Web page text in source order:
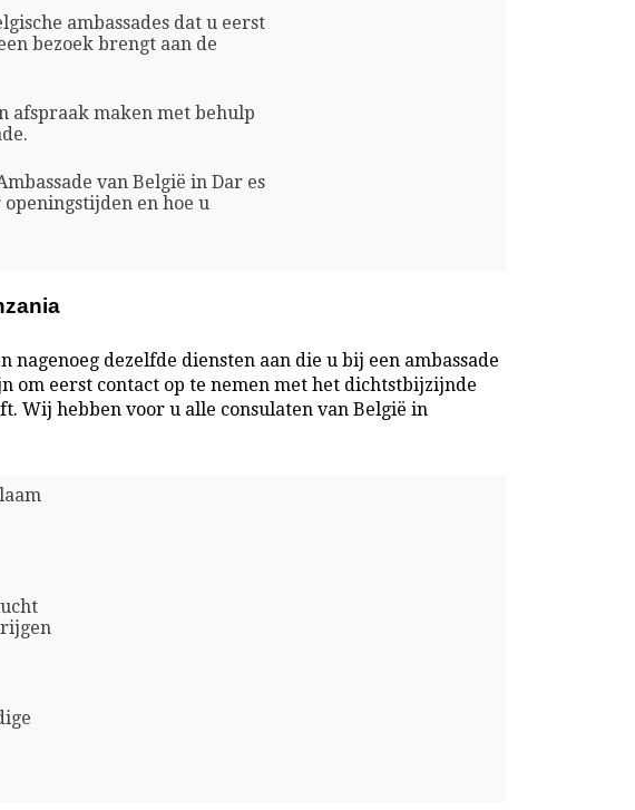
ambassades dat u eerst
bezoek brengt aan de
afspraak maken met behulp
van België in Dar es
en hoe u
nagenoeg dezelfde diensten aan die u bij een ambassade
om eerst contact op te nemen met het dichtstbijzijnde
Wij hebben voor u alle consulaten van België in